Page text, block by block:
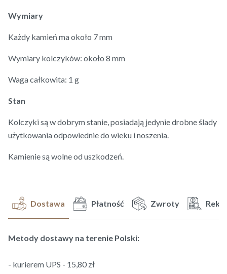
Wymiary
Każdy kamień ma około 7 mm
Wymiary kolczyków: około 8 mm
Waga całkowita: 1 g
Stan
Kolczyki są w dobrym stanie, posiadają jedynie drobne ślady
użytkowania odpowiednie do wieku i noszenia.
Kamienie są wolne od uszkodzeń.
Dostawa Płatność Zwroty
Metody dostawy na terenie Polski:
- kurierem UPS - 15,80 zł